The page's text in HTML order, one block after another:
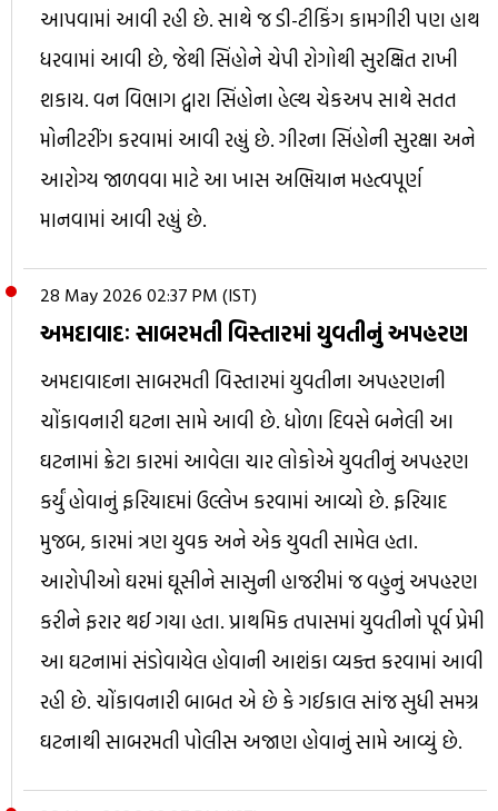
આપવામાં આવી રહી છે. સાથે જ ડી-ટીકિંગ કામગીરી પણ હાથ
ધરવામાં આવી છે, જેથી સિંહોને ચેપી રોગોથી સુરક્ષિત રાખી
શકાય. વન વિભાગ દ્વારા સિંહોના હેલ્થ ચેકઅપ સાથે સતત
મોનીટરીંગ કરવામાં આવી રહ્યું છે. ગીરના સિંહોની સુરક્ષા અને
આરોગ્ય જાળવવા માટે આ ખાસ અભિયાન મહત્વપૂર્ણ
માનવામાં આવી રહ્યું છે.
28 May 2026 02:37 PM (IST)
અમદાવાદઃ સાબરમતી વિસ્તારમાં યુવતીનું અપહરણ
અમદાવાદના સાબરમતી વિસ્તારમાં યુવતીના અપહરણની
ચોંકાવનારી ઘટના સામે આવી છે. ધોળા દિવસે બનેલી આ
ઘટનામાં ક્રેટા કારમાં આવેલા ચાર લોકોએ યુવતીનું અપહરણ
કર્યું હોવાનું ફરિયાદમાં ઉલ્લેખ કરવામાં આવ્યો છે. ફરિયાદ
મુજબ, કારમાં ત્રણ યુવક અને એક યુવતી સામેલ હતા.
આરોપીઓ ઘરમાં ઘૂસીને સાસુની હાજરીમાં જ વહુનું અપહરણ
કરીને ફરાર થઈ ગયા હતા. પ્રાથમિક તપાસમાં યુવતીનો પૂર્વ પ્રેમી
આ ઘટનામાં સંડોવાયેલ હોવાની આશંકા વ્યક્ત કરવામાં આવી
રહી છે. ચોંકાવનારી બાબત એ છે કે ગઈકાલ સાંજ સુધી સમગ્ર
ઘટનાથી સાબરમતી પોલીસ અજાણ હોવાનું સામે આવ્યું છે.